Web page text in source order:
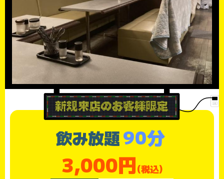
飲み放題90分
3,000円(税込)